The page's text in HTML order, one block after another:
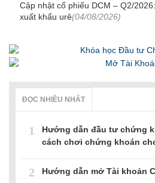
Cập nhật cổ phiếu DCM – Q2/
xuất khẩu urê(04/08/2026)
ĐỌC NHIỀU NHẤT
1
Hướng dẫn đầu tư chứng
cách chơi chứng khoán
2 Hướng dẫn mở Tài khoản